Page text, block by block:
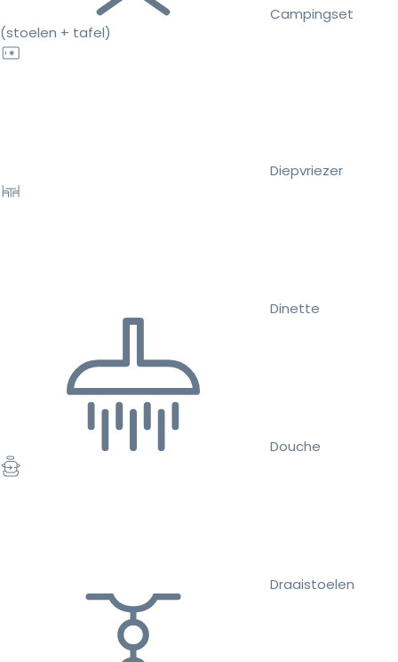
Campingset
(stoelen + tafel)
Diepvriezer
Dinette
Douche
Draaistoelen